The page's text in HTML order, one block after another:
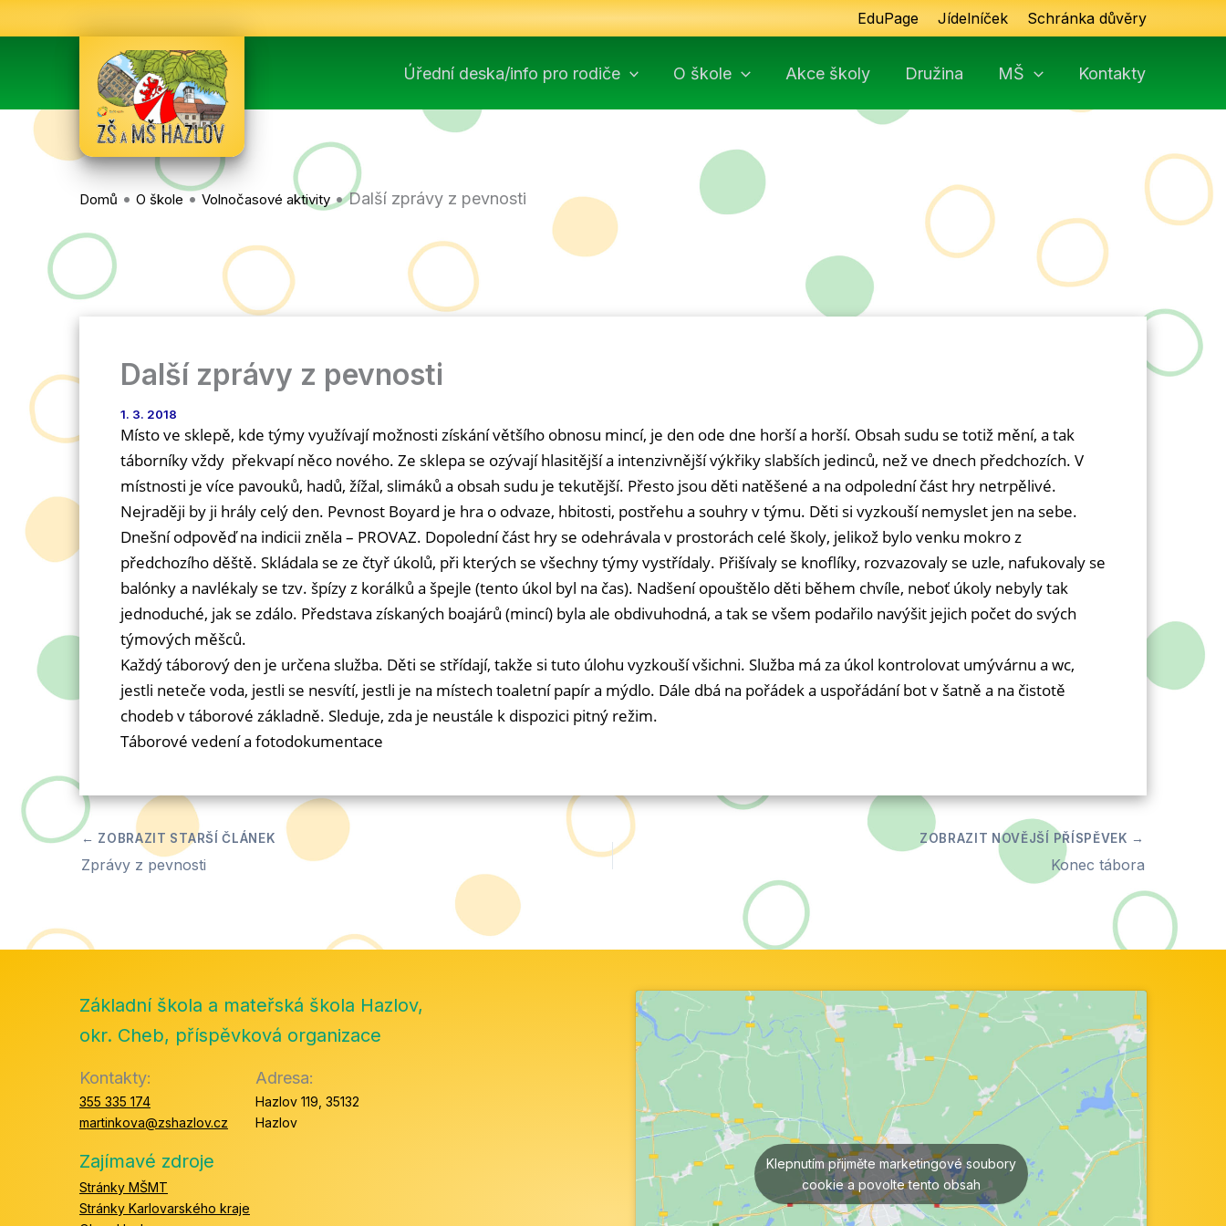
na
EduPage Jídelníček Schránka důvěry
Úřední deska/info pro rodiče O škole Akce školy Družina MŠ Kontakty
Domů • O škole • Volnočasové aktivity •Další zprávy z pevnosti
Další zprávy z pevnosti
1. 3. 2018
Místo ve sklepě, kde týmy využívají možnosti získání většího obnosu mincí, je den ode dne horší a horší. Obsah sudu se totiž mění, a tak
táborníky vždy překvapí něco nového. Ze sklepa se ozývají hlasitější a intenzivnější výkřiky slabších jedinců, než ve dnech předchozích. V
místnosti je více pavouků, hadů, žížal, slimáků a obsah sudu je tekutější. Přesto jsou děti natěšené a na odpolední část hry netrpělivé.
Nejraději by ji hrály celý den. Pevnost Boyard je hra o odvaze, hbitosti, postřehu a souhry v týmu. Děti si vyzkouší nemyslet jen na sebe.
Dnešní odpověď na indicii zněla – PROVAZ. Dopolední část hry se odehrávala v prostorách celé školy, jelikož bylo venku mokro z
předchozího děště. Skládala se ze čtyř úkolů, při kterých se všechny týmy vystřídaly. Přišívaly se knoflíky, rozvazovaly se uzle, nafukovaly se
balónky a navlékaly se tzv. špízy z korálků a špejle (tento úkol byl na čas). Nadšení opouštělo děti během chvíle, neboť úkoly nebyly tak
jednoduché, jak se zdálo. Představa získaných boajárů (mincí) byla ale obdivuhodná, a tak se všem podařilo navýšit jejich počet do svých
týmových měšců.
Každý táborový den je určena služba. Děti se střídají, takže si tuto úlohu vyzkouší všichni. Služba má za úkol kontrolovat umývárnu a wc,
jestli neteče voda, jestli se nesvítí, jestli je na místech toaletní papír a mýdlo. Dále dbá na pořádek a uspořádání bot v šatně a na čistotě
chodeb v táborové základně. Sleduje, zda je neustále k dispozici pitný režim.
Táborové vedení a fotodokumentace
Zprávy z pevnosti Konec tábora
Základní škola a mateřská škola Hazlov,
okr. Cheb, příspěvková organizace
Kontakty:
355 335 174
martinkova@zshazlov.cz
Adresa:
Hazlov 119, 35132
Hazlov
Zajímavé zdroje
Stránky MŠMT
Stránky Karlovarského kraje
Klepnutím přijměte marketingové soubory
cookie a povolte tento obsah